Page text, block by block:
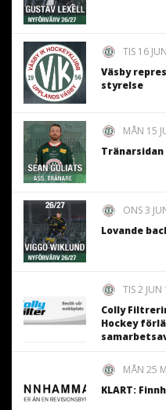
TIS 16
Väsby
styrelse
MÅN 15
Tränarsidan
ONS 3
Lovande
TIS 2
Colly
Hockey
MÅN 25
KLART: